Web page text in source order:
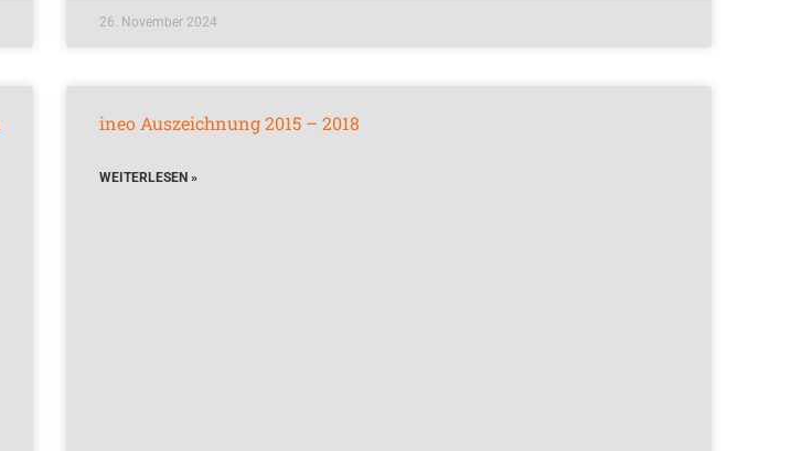
26. November 2024
ineo Auszeichnung 2015 – 2018
WEITERLESEN »